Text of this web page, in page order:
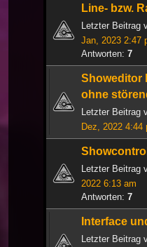
Line- bzw.
Letzter Beitrag
Jan, 2023 2:47
Antworten: 7
Showeditor
ohne
Letzter Beitrag
Dez, 2022 4:44
Letzter Beitrag
2022 6:13 am
Antworten: 7
Interface
Letzter Beitrag